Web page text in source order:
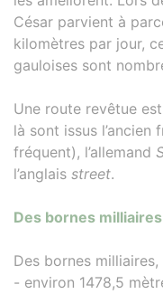
César parvient à
kilomètres par jour,
gauloises sont
Une route revêtue
là sont issus l’ancien
fréquent), l’allemand
l’anglais street.
Des bornes
Des bornes
- environ 1478,5